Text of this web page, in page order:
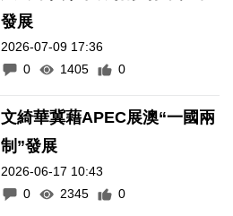
發展
2026-07-09 17:36
0
1405 0
文綺華冀藉APEC展澳“一國兩
制”發展
2026-06-17 10:43
0
2345 0